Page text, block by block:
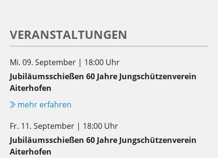
VERANSTALTUNGEN
Mi. 09. September | 18:00 Uhr
Jubiläumsschießen 60 Jahre Jungschützenverein
Aiterhofen
mehr erfahren
Fr. 11. September | 18:00 Uhr
Jubiläumsschießen 60 Jahre Jungschützenverein
Aiterhofen